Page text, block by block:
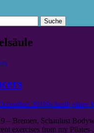
2018Schreib einen
– Bremen, Schaulust
exercises from my